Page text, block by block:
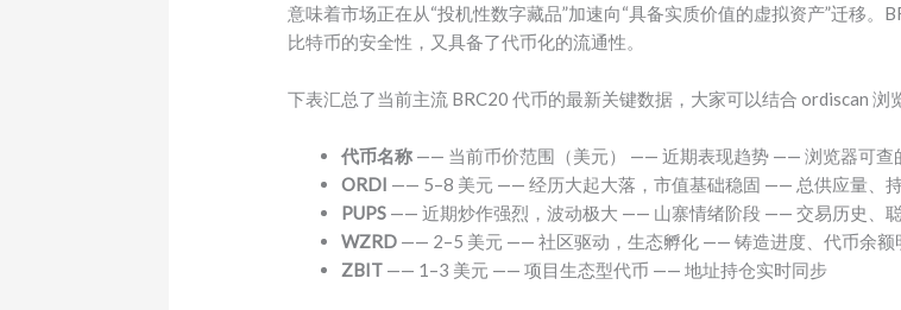
意味着市场正在从“投机性数字藏品”加速向“具备实质价值的虚拟资产”迁移
比特币的安全性，又具备了代币化的流通性。
下表汇总了当前主流 BRC20 代币的最新关键数据，大家可以结合 ordiscan 浏
代币名称 —— 当前币价范围（美元） —— 近期表现趋势 —— 浏览器可查
ORDI —— 5–8 美元 —— 经历大起大落，市值基础稳固 —— 总供应量、
PUPS —— 近期炒作强烈，波动极大 —— 山寨情绪阶段 —— 交易历史、
WZRD —— 2–5 美元 —— 社区驱动，生态孵化 —— 铸造进度、代币余额
ZBIT —— 1–3 美元 —— 项目生态型代币 —— 地址持仓实时同步